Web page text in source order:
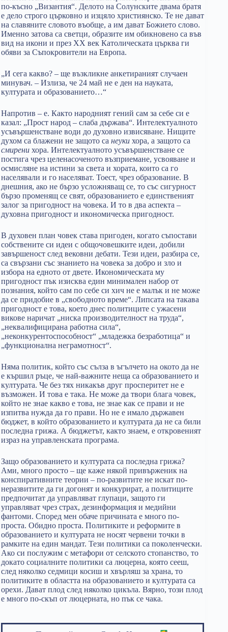
по-късно „Византия“. Делото на Солунските двама братя
е дело строго църковно и изцяло християнско. Те не дават
на славяните словото въобще, а им дават Божието слово.
Именно затова са светци, образите им обикновено са във
вид на икони и през ХХ век Католическата църква ги
обяви за Съпокровители на Европа.
„И сега какво? – ще възкликне анкетираният случаен
минувач. – Излиза, че 24 май не е ден на науката,
културата и образованието…“
Напротив – е. Както народният гений сам за себе си е
казал: „Прост народ – слаба държава“. Интелектуалното
усъвършенстване води до духовно извисяване. Нищите
духом са блажени не защото са неуки хора, а защото са
смирени хора. Интелектуалното усъвършенстване се
постига чрез целенасоченото възприемане, усвояване и
осмисляне на истини за света и хората, които са го
населявали и го населяват. Тоест, чрез образование. В
днешния, ако не бързо усложняващ се, то със сигурност
бързо променящ се свят, образованието е единственият
залог за пригодност на човека. И то в два аспекта –
духовна пригодност и икономическа пригодност.
В духовен план човек става пригоден, когато съпостави
собствените си идеи с общочовешките идеи, добили
завършеност след вековни дебати. Тези идеи, разбира се,
са свързани със знанието на човека за добро и зло и
избора на едното от двете. Икономическата му
пригодност пък изисква един минимален набор от
познания, който сам по себе си хич не е малък и не може
да се придобие в „свободното време“. Липсата на такава
пригодност е това, което днес политиците с ужасени
викове наричат „ниска производителност на труда“,
„неквалифицирана работна сила“,
„неконкурентоспособност“ „младежка безработица“ и
„функционална неграмотност“.
Няма политик, който със сълза в ъгълчето на окото да не
е кършил ръце, че най-важните неща са образованието и
културата. Че без тях никакъв друг просперитет не е
възможен. И това е така. Не може да твори блага човек,
който не знае какво е това, не знае как се прави и не
изпитва нужда да го прави. Но не е имало държавен
бюджет, в който образованието и културата да не са били
последна грижа. А бюджетът, както знаем, е откровеният
израз на управленската програма.
Защо образованието и културата са последна грижа?
Ами, много просто – ще каже някой привърженик на
конспиративните теории – по-развитите не искат по-
неразвитите да ги догонят и конкурират, а политиците
предпочитат да управляват глупаци, защото ги
управляват чрез страх, дезинформация и медийни
фантоми. Според мен обаче причината е много по-
проста. Обидно проста. Политиките и реформите в
образованието и културата не носят червени точки в
рамките на един мандат. Тези политики са поколенчески.
Ако си послужим с метафори от селското стопанство, то
докато социалните политики са люцерна, която сееш,
след няколко седмици косиш и хвърляш за храна, то
политиките в областта на образованието и културата са
орехи. Дават плод след няколко цикъла. Вярно, този плод
е много по-скъп от люцерната, но пък се чака.